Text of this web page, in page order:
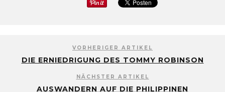
VORHERIGER ARTIKEL
DIE ERNIEDRIGUNG DES TOMMY ROBINSON
NÄCHSTER ARTIKEL
AUSWANDERN AUF DIE PHILIPPINEN